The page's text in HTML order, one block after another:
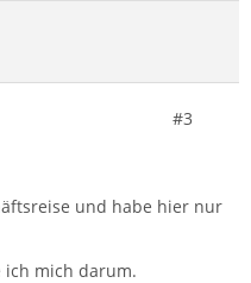
#3
und habe hier nur
ich mich darum.